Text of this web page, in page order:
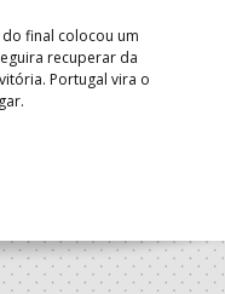
final colocou um
recuperar da
Portugal vira o